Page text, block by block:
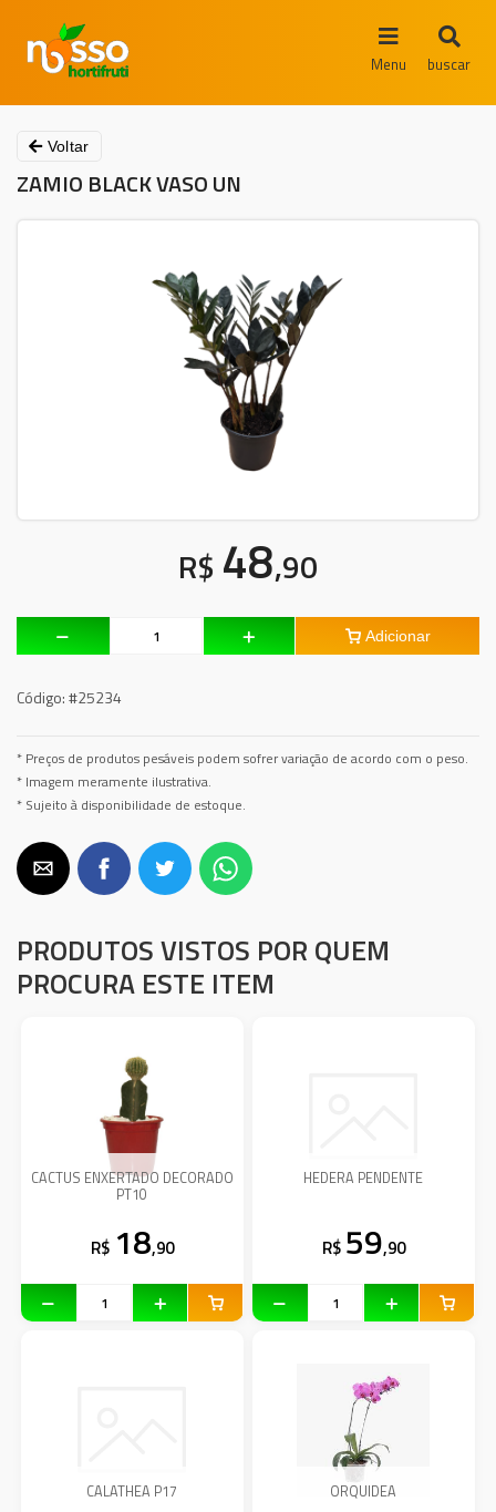
Menu buscar
Voltar
ZAMIO BLACK VASO UN
R$ 48,90
Adicionar
Código:#25234
* Preços de produtos pesáveis podem sofrer variação de acordo com o peso.
* Imagem meramente ilustrativa.
* Sujeito à disponibilidade de estoque.
PRODUTOS VISTOS POR QUEM
PROCURA ESTE ITEM
CACTUS ENXERTADO DECORADO
PT10
R$ 18,90
HEDERA PENDENTE
R$ 59,90
CALATHEA P17 ORQUIDEA